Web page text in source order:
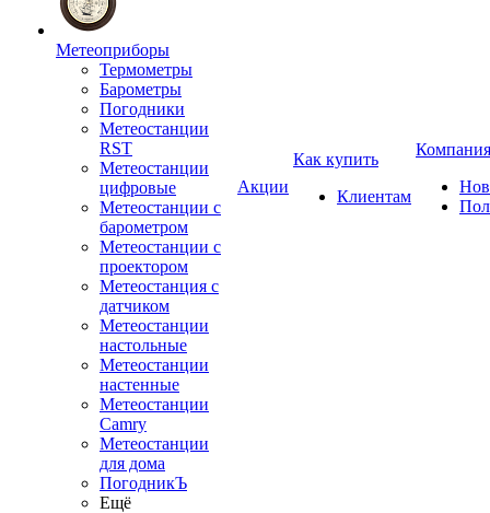
Метеоприборы
Термометры
Барометры
Погодники
Метеостанции
RST
Метеостанции
цифровые
Метеостанции с
барометром
Метеостанции с
проектором
Метеостанция с
датчиком
Метеостанции
настольные
Метеостанции
настенные
Метеостанции
Camry
Метеостанции
для дома
ПогодникЪ
Ещё
Акции
Как купить
Клиентам
Компания